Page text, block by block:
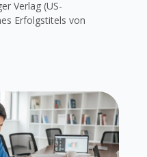
Verlag (US-
Erfolgstitels von